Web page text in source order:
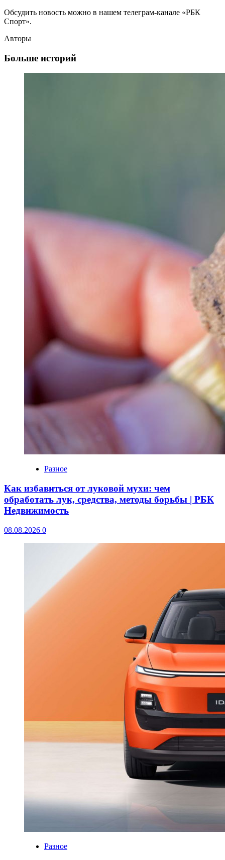
Обсудить новость можно в нашем телеграм-канале «РБК
Спорт».
Авторы
Больше историй
Разное
Как избавиться от луковой мухи: чем
обработать лук, средства, методы борьбы | РБК
Недвижимость
08.08.2026 0
Разное